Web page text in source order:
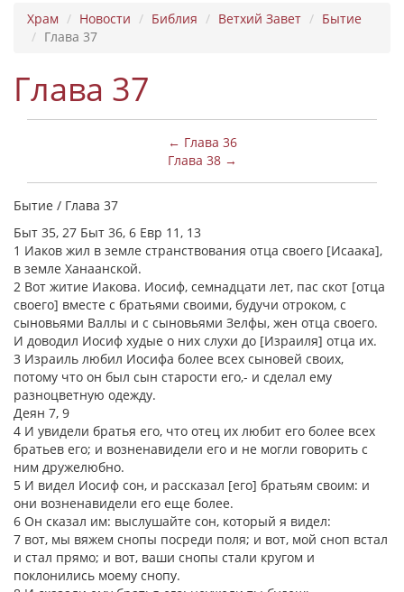
Храм Новости Библия Ветхий Завет
Бытие
Глава 37
Глава 37
← Глава 36
Глава 38 →
Бытие / Глава 37
Быт 35, 27 Быт 36, 6 Евр 11, 13
1 Иаков жил в земле странствования отца своего [Исаака],
в земле Ханаанской.
2 Вот житие Иакова. Иосиф, семнадцати лет, пас скот [отца
своего] вместе с братьями своими, будучи отроком, с
сыновьями Валлы и с сыновьями Зелфы, жен отца своего.
И доводил Иосиф худые о них слухи до [Израиля] отца их.
3 Израиль любил Иосифа более всех сыновей своих,
потому что он был сын старости его,- и сделал ему
разноцветную одежду.
Деян 7, 9
4 И увидели братья его, что отец их любит его более всех
братьев его; и возненавидели его и не могли говорить с
ним дружелюбно.
5 И видел Иосиф сон, и рассказал [его] братьям своим: и
они возненавидели его еще более.
6 Он сказал им: выслушайте сон, который я видел:
7 вот, мы вяжем снопы посреди поля; и вот, мой сноп встал
и стал прямо; и вот, ваши снопы стали кругом и
поклонились моему снопу.